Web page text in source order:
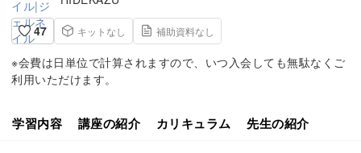
47
キットなし 補助資料なし
※会費は日単位で計算されますので、いつ入会しても無駄なくご
利用いただけます。
学習内容 講座の紹介 カリキュラム 先生の紹介